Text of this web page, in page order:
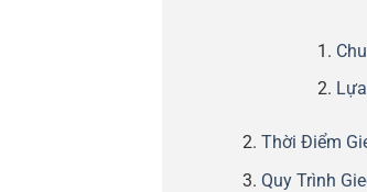
Thời Điểm
Quy Trình